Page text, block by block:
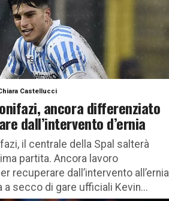
Castellucci
ancora differenziato
dall’intervento d’ernia
il centrale della Spal salterà
partita. Ancora lavoro
recuperare dall’intervento all’ernia
a secco di gare ufficiali Kevin...